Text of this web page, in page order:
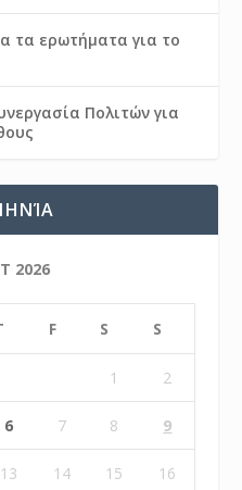
τα ερωτήματα για το
Πολιτών για
2026
F S S
1 2
6 7 8 9
13 14 15 16